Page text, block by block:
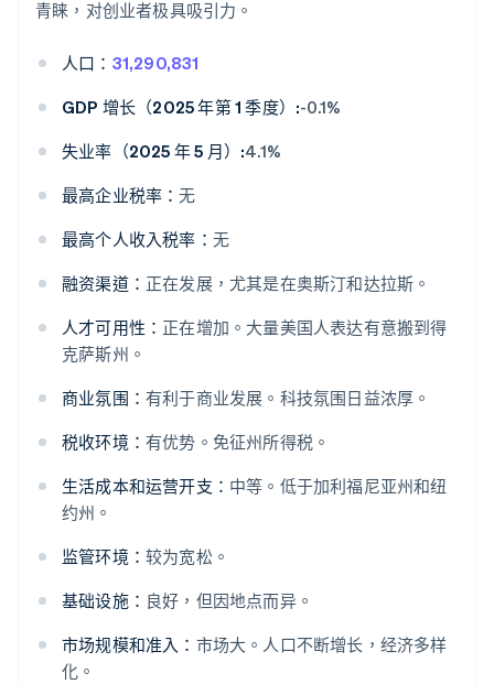
青睐，对创业者极具吸引力。
人口： 31,290,831
GDP 增长（2025 年第 1 季度）:-0.1%
失业率（2025 年 5 月）:4.1%
最高企业税率：无
最高个人收入税率： 无
融资渠道： 正在发展，尤其是在奥斯汀和达拉斯。
人才可用性： 正在增加。大量美国人表达有意搬到得
克萨斯州。
商业氛围： 有利于商业发展。科技氛围日益浓厚。
税收环境： 有优势。免征州所得税。
生活成本和运营开支： 中等。低于加利福尼亚州和纽
约州。
监管环境： 较为宽松。
基础设施： 良好，但因地点而异。
市场规模和准入： 市场大。人口不断增长，经济多样
化。